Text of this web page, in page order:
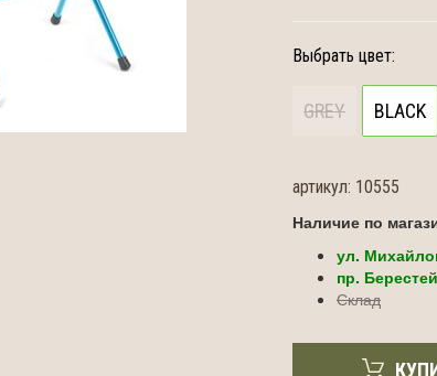
Выбрать цвет:
GREY BLACK
артикул: 10555
Наличие по
ул.
пр.
Склад